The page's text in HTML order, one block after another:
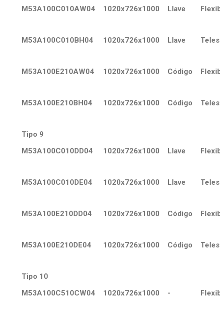
M53A100C010AW04
1020x726x1000 Llave
M53A100C010BH04 1020x726x1000 Llave
M53A100E210AW04 1020x726x1000 Código
M53A100E210BH04 1020x726x1000 Código
Tipo 9
M53A100C010DD04
1020x726x1000 Llave
M53A100C010DE04 1020x726x1000 Llave
M53A100E210DD04 1020x726x1000 Código
M53A100E210DE04 1020x726x1000 Código
Tipo 10
M53A100C510CW04
1020x726x1000 -